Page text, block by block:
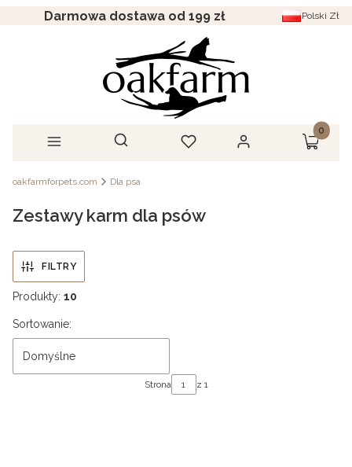
Darmowa dostawa od 199 zł Polski Zł
Menu Otwórz wyszukiwarkę
Szukaj Ulubione Zaloguj się Koszyk
oakfarmforpets.com Dla psa
Zestawy karm dla psów
FILTRY
Produkty: 10
Lista produktów
Sortowanie:
Domyślne
Strona z 1